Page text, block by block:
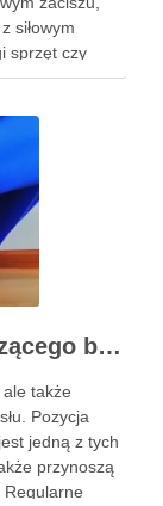
siłowym
sprzęt czy
można
Joga Virasana – pozycja siedzącego bohatera i jej korzyści
także
Pozycja
jedną z tych
przynoszą